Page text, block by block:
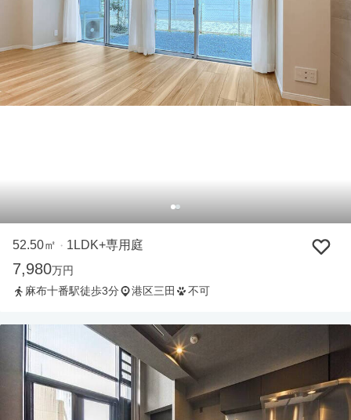
52.50㎡ ・ 1LDK+専用庭
7,980万円
麻布十番駅徒歩3分
港区三田 不可